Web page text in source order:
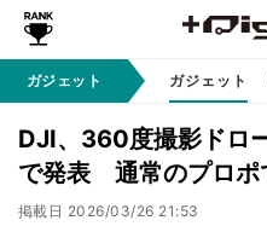
ガジェット ガジェット
DJI、360度撮影ドロ
で発表 通常のプロポ
掲載日 2026/03/26 21:53